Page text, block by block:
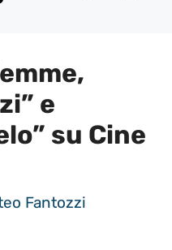
e
su Cine
Fantozzi